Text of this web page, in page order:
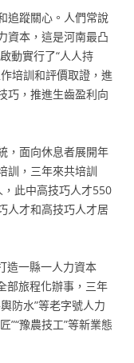
追蹤關心。人們常說
資本，這是河南最凸
動實行了“人人持
培訓和評價取證，進
巧，推進生齒盈利向
，面向休息者展開年
訓，三年來共培訓
此中高技巧人才550
人才和高技巧人才居
造一縣一人力資本
部旅程化辦事，三年
防水”等老字號人力
”“豫農技工”等新業態